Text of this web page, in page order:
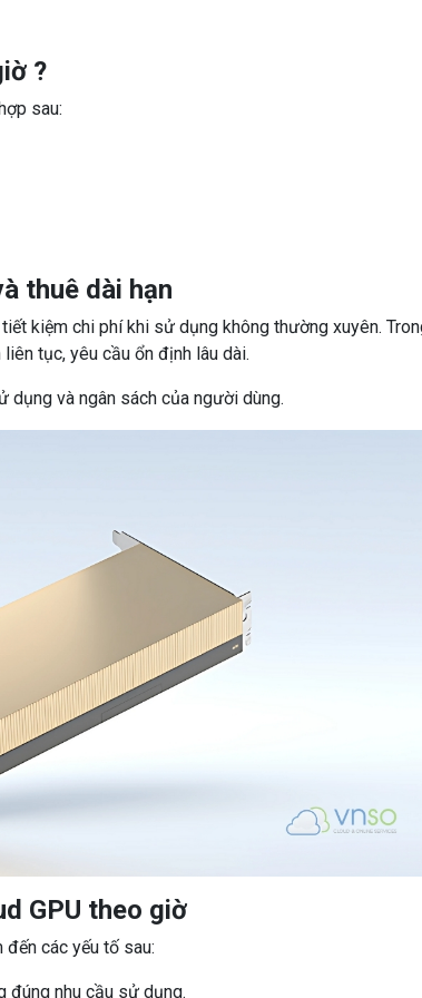
?
sau:
thuê dài hạn
kiệm chi phí khi sử dụng không thường xuyên.
tục, yêu cầu ổn định lâu dài.
dụng và ngân sách của người dùng.
GPU theo giờ
các yếu tố sau:
đúng nhu cầu sử dụng.